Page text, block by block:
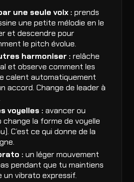
une seule voix : prends
une petite mélodie en le
et descendre pour
le pitch évolue.
harmoniser : relâche
et observe comment les
calent automatiquement
accord. Change de leader à
voyelles : avancer ou
change la forme de voyelle
C’est ce qui donne de la
: un léger mouvement
pendant que tu maintiens
un vibrato expressif.